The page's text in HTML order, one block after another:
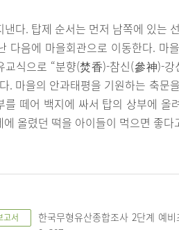
다. 탑제 순서는 먼저 남쪽에 있는
다음에 마을회관으로 이동한다. 마
교식으로 “분향(焚香)-참신(參神)-
. 마을의 안과태평을 기원하는 축문
를 떼어 백지에 싸서 탑의 상부에 올
올렸던 떡을 아이들이 먹으면 좋다
고서
한국무형유산종합조사 2단계 예